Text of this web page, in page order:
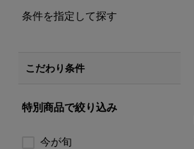
条件を指定して探す
こだわり条件
特別商品で絞り込み
今が旬